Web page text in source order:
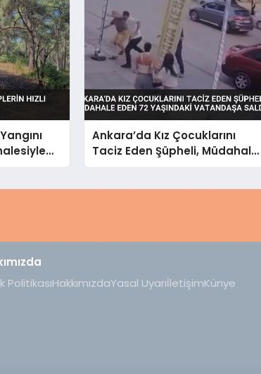
Ankara’da Kız Çocuklarını
Taciz Eden Şüpheli, Müdahale
Eden 72 Yaşındaki Vatandaşa
PolitikasıHakkımızdaYasal UyarıİletişimKünye